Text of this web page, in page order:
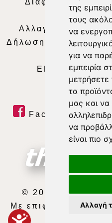
της
τους
να
για να
εμπειρία
μετρήσετε
τα
μας και να
να
είναι πιο
Αλλαγή
Απορρήτου |
Αλλαγή
Δήλωση
2018/334
ΕΝΗΜΕΡΩΣΗ |
Facebook|
© 2026
Με επιφύλαξη κάθε